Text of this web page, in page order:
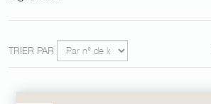
TRIER PAR